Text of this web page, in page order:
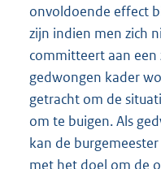
onvoldoende effect
zijn indien men zich
committeert aan een
gedwongen kader
getracht om de
om te buigen. Als
kan de
met het doel om de